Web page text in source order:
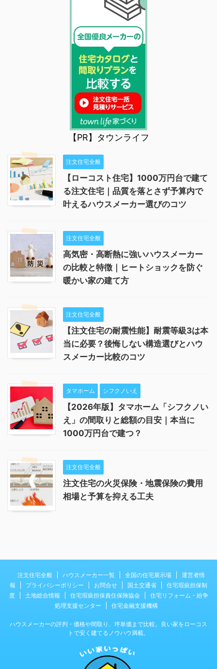
【PR】タウンライフ
注文住宅全般
【ローコスト住宅】1000万円台で建て
る注文住宅｜品質を落とさず予算内で
叶えるハウスメーカー選びのコツ
注文住宅全般
高気密・高断熱に強いハウスメーカー
の比較と特徴｜ヒートショックを防ぐ
暖かい家の建て方
注文住宅全般
【注文住宅の耐震性能】耐震等級3は本
当に必要？後悔しない構造選びとハウ
スメーカー比較のコツ
タマホーム シフクノいえ
【2026年版】タマホーム「シフクノい
え」の間取りと総額の目安｜本当に
1000万円台で建つ？
注文住宅全般
注文住宅の火災保険・地震保険の費用
相場と予算を抑える工夫
注文住宅全般 ハウスメーカー一覧 全国の住宅展示場
運営者情
報
プライバシーポリシー お問合せ 国土交通省
住宅瑕疵担保制
度
土地総合情報 住宅瑕疵担保責任保険協会
住宅リフォーム・紛争
処理支援センター
住宅金融支援機構
ハウスメーカーの評判・価格や間取り、坪単価まで比較。良い家をローコス
トで安く建てるノウハウ満載。